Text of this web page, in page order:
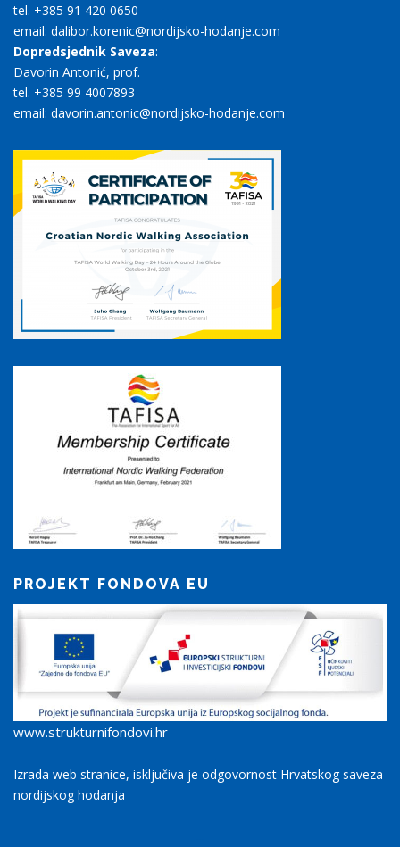
tel. +385 91 420 0650
email: dalibor.korenic@nordijsko-hodanje.com
Dopredsjednik Saveza:
Davorin Antonić, prof.
tel. +385 99 4007893
email: davorin.antonic@nordijsko-hodanje.com
PROJEKT FONDOVA EU
www.strukturnifondovi.hr
Izrada web stranice, isključiva je odgovornost Hrvatskog saveza
nordijskog hodanja